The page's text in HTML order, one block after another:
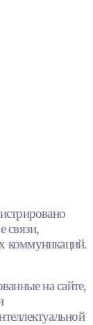
связи,
коммуникаций.
на сайте,